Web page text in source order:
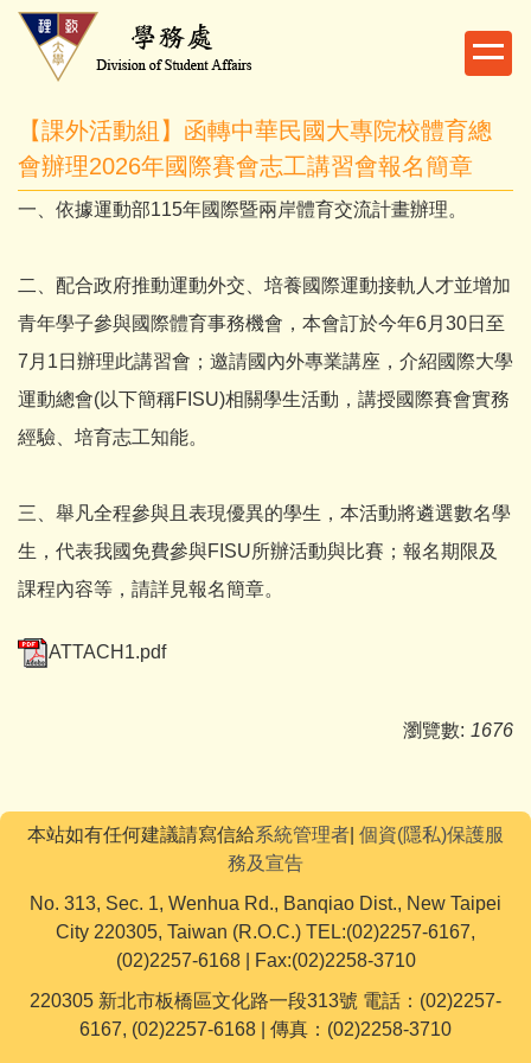
跳
容
區
【課外活動組】函轉中華民國大專院校體育總
會辦理2026年國際賽會志工講習會報名簡章
一、依據運動部115年國際暨兩岸體育交流計畫辦理。
二、配合政府推動運動外交、培養國際運動接軌人才並增加
青年學子參與國際體育事務機會，本會訂於今年6月30日至
7月1日辦理此講習會；邀請國內外專業講座，介紹國際大學
運動總會(以下簡稱FISU)相關學生活動，講授國際賽會實務
經驗、培育志工知能。
三、舉凡全程參與且表現優異的學生，本活動將遴選數名學
生，代表我國免費參與FISU所辦活動與比賽；報名期限及
課程內容等，請詳見報名簡章。
ATTACH1.pdf
瀏覽數: 1676
本站如有任何建議請寫信給系統管理者 個資(隱私)保護服
務及宣告
No. 313, Sec. 1, Wenhua Rd., Banqiao Dist., New Taipei
City 220305, Taiwan (R.O.C.) TEL:(02)2257-6167,
(02)2257-6168 | Fax:(02)2258-3710
220305 新北市板橋區文化路一段313號 電話：(02)2257-
6167, (02)2257-6168 | 傳真：(02)2258-3710